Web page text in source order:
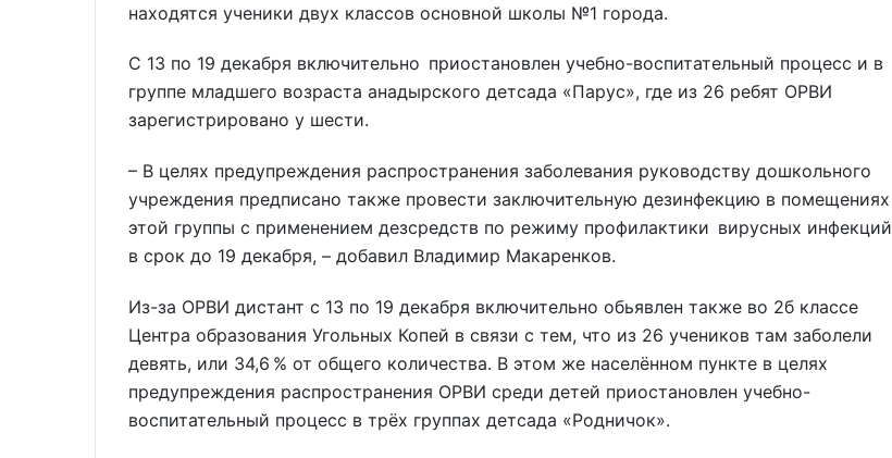
находятся ученики двух классов основной школы №1 города.
С 13 по 19 декабря включительно приостановлен учебно-воспитательный процесс и в
группе младшего возраста анадырского детсада «Парус», где из 26 ребят ОРВИ
зарегистрировано у шести.
– В целях предупреждения распространения заболевания руководству дошкольного
учреждения предписано также провести заключительную дезинфекцию в помещениях
этой группы с применением дезсредств по режиму профилактики вирусных инфекций
в срок до 19 декабря, – добавил Владимир Макаренков.
Из-за ОРВИ дистант с 13 по 19 декабря включительно обьявлен также во 2б классе
Центра образования Угольных Копей в связи с тем, что из 26 учеников там заболели
девять, или 34,6 % от общего количества. В этом же населённом пункте в целях
предупреждения распространения ОРВИ среди детей приостановлен учебно-
воспитательный процесс в трёх группах детсада «Родничок».